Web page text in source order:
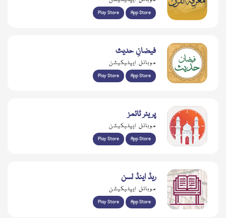
Play Store App Store
فیضانِ حدیث
موبائل ایپلیکیشن
Play Store App Store
پریئر ٹائمز
موبائل ایپلیکیشن
Play Store App Store
ریڈ اینڈ لسن
موبائل ایپلیکیشن
Play Store App Store